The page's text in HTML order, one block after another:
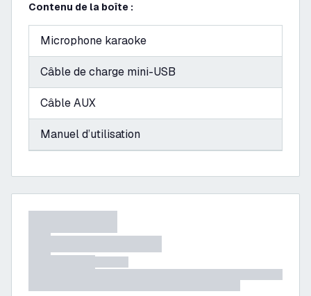
Contenu de la boîte :
Microphone karaoke
Câble de charge mini-USB
Câble AUX
Manuel d’utilisation